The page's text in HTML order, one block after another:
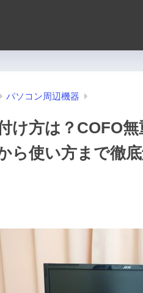
パソコン周辺機器
け方は？COFO
ら使い方まで徹底